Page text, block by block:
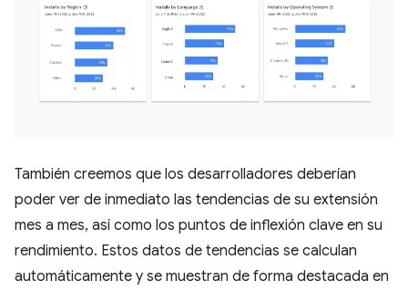
También creemos que los desarrolladores deberían
poder ver de inmediato las tendencias de su extensión
mes a mes, así como los puntos de inflexión clave en su
rendimiento. Estos datos de tendencias se calculan
automáticamente y se muestran de forma destacada en